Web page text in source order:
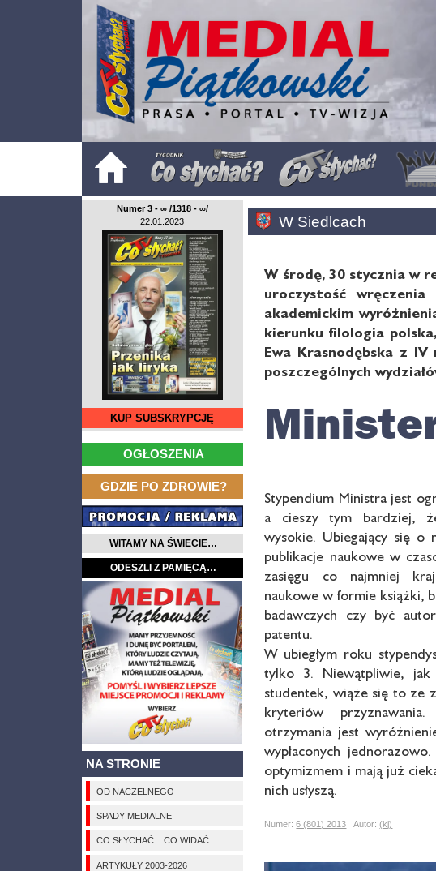
Numer 3 - ∞ /1318 - ∞/
22.01.2023
KUP SUBSKRYPCJĘ
OGŁOSZENIA
GDZIE PO ZDROWIE?
WITAMY NA ŚWIECIE…
ODESZLI Z PAMIĘCĄ…
NA STRONIE
OD NACZELNEGO
SPADY MEDIALNE
CO SŁYCHAĆ... CO WIDAĆ...
ARTYKUŁY 2003-2026
W Siedlcach
W środę, 30 stycznia w
uroczystość
akademickim
kierunku filologia
Ewa Krasnodębska z
poszczególnych
Stypendium Ministra jest
a cieszy tym bardziej,
wysokie. Ubiegający się o
publikacje naukowe w
zasięgu co najmniej
naukowe w formie książki,
badawczych czy być
patentu.
W ubiegłym roku
tylko 3. Niewątpliwie, jak
studentek, wiąże się to ze
kryteriów
otrzymania jest
wypłaconych
optymizmem i mają już
nich usłyszą.
Numer:6 (801) 2013 Autor:(kj)